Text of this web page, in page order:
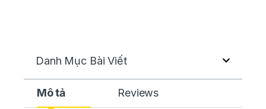
Danh Mục Bài Viết
Mô tả Reviews